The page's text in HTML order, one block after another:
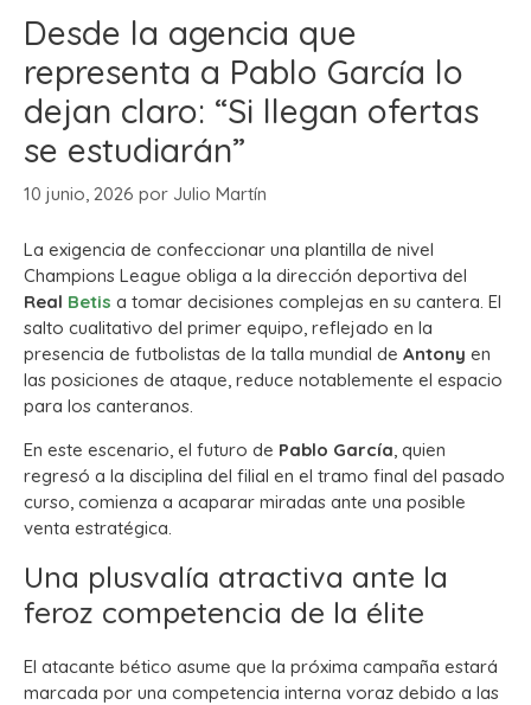
Desde la agencia que
representa a Pablo García lo
dejan claro: “Si llegan ofertas
se estudiarán”
10 junio, 2026 por Julio Martín
La exigencia de confeccionar una plantilla de nivel
Champions League obliga a la dirección deportiva del
Real Betis a tomar decisiones complejas en su cantera. El
salto cualitativo del primer equipo, reflejado en la
presencia de futbolistas de la talla mundial de Antony en
las posiciones de ataque, reduce notablemente el espacio
para los canteranos.
En este escenario, el futuro de Pablo García, quien
regresó a la disciplina del filial en el tramo final del pasado
curso, comienza a acaparar miradas ante una posible
venta estratégica.
Una plusvalía atractiva ante la
feroz competencia de la élite
El atacante bético asume que la próxima campaña estará
marcada por una competencia interna voraz debido a las